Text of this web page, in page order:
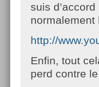
suis
normalement
http://
Enfin, tout
perd contre